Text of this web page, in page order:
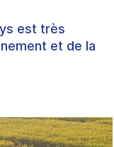
est très
et de la